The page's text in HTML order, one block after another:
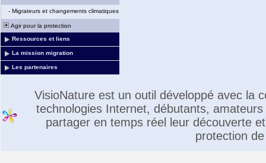
- Migrateurs et changements climatiques
Agir pour la protection
Ressources et liens
La mission migration
Les partenaires
VisioNature est un outil développé avec la
technologies Internet, débutants,
partager en temps réel leur découverte
protection